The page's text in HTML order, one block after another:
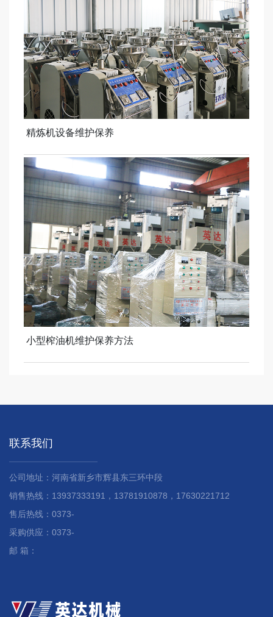
精炼机设备维护保养
小型榨油机维护保养方法
联系我们
公司地址：河南省新乡市辉县东三环中段
销售热线：13937333191，13781910878，17630221712
售后热线：0373-
采购供应：0373-
邮 箱：